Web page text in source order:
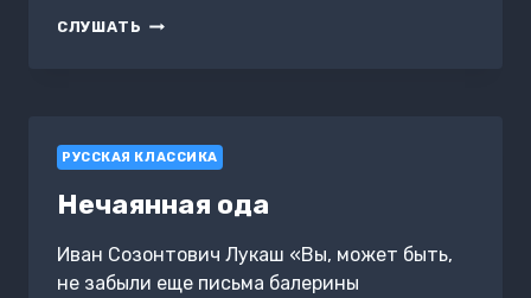
СЛУШАТЬ ПЕТР-
РУССКАЯ КЛАССИКА
Нечаянная ода
Иван Созонтович Лукаш «Вы, может быть,
не забыли еще письма балерины